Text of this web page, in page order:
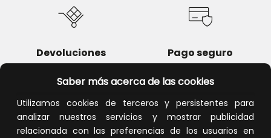
Saber más acerca de las cookies
Utilizamos cookies de terceros y persistentes para
analizar nuestros servicios y mostrar publicidad
relacionada con las preferencias de los usuarios en
Devoluciones Pago seguro
Atención al cliente